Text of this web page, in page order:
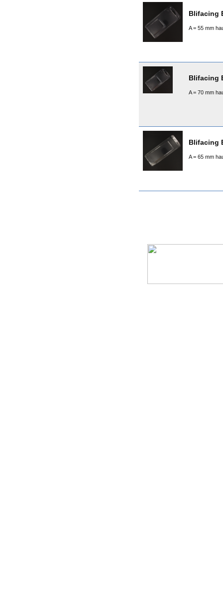
Blifacing
A = 55 mm
Blifacing
A = 70 mm
Blifacing
A = 65 mm